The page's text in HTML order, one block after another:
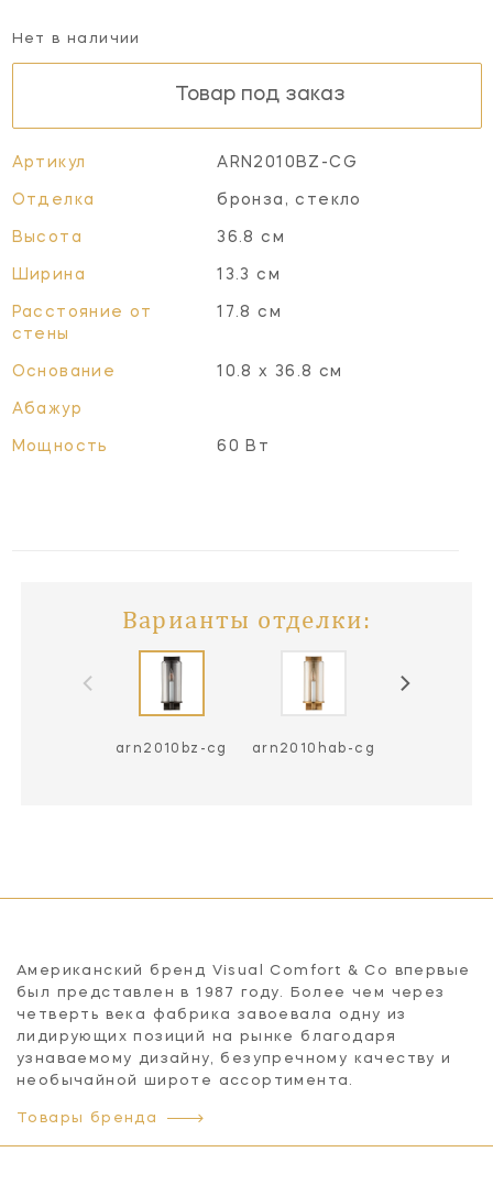
Нет в наличии
Товар под заказ
Артикул ARN2010BZ-CG
Отделка бронза, стекло
Высота 36.8 см
Ширина 13.3 см
Расстояние от
стены
17.8 см
Основание 10.8 х 36.8 см
Абажур
Мощность 60 Вт
Варианты отделки:
arn2010bz-cg arn2010hab-cg
Американский бренд Visual Comfort & Co впервые
был представлен в 1987 году. Более чем через
четверть века фабрика завоевала одну из
лидирующих позиций на рынке благодаря
узнаваемому дизайну, безупречному качеству и
необычайной широте ассортимента.
Товары бренда